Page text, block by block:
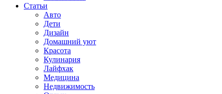
Статьи
Авто
Дети
Дизайн
Домашний уют
Красота
Кулинария
Лайфхак
Медицина
Недвижимость